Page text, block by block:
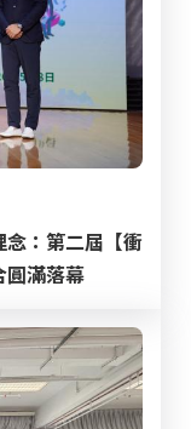
念：第二屆【衝
圓滿落幕